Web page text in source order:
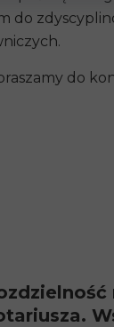
do